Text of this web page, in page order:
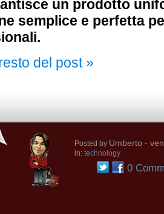
del post »
Posted by Umberto -
in: technology
0